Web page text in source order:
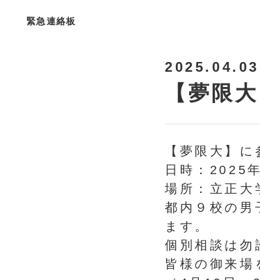
緊急連絡板
2025.04.03
【夢限
【夢限大 】に
日時：2025年
場所：立正
都内９校の男
ます。
個別相談は勿
皆様の御来場